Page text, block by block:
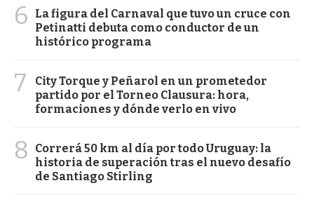
6
La figura del Carnaval que tuvo un cruce con
Petinatti debuta como conductor de un
histórico programa
7
City Torque y Peñarol en un prometedor
partido por el Torneo Clausura: hora,
formaciones y dónde verlo en vivo
8
Correrá 50 km al día por todo Uruguay: la
historia de superación tras el nuevo desafío
de Santiago Stirling